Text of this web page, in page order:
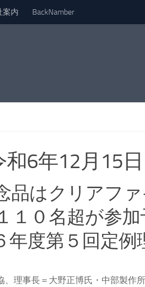
案内 BackNamber
6年12月15日
品はクリアフ
１０名超が参加
度第５回定例
理事長＝大野正博氏・中部製作